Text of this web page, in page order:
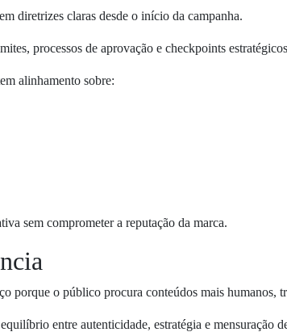
diretrizes claras desde o início da campanha.
processos de aprovação e checkpoints
alinhamento sobre:
sem comprometer a reputação da marca.
porque o público procura conteúdos mais humanos,
entre autenticidade, estratégia e mensuração